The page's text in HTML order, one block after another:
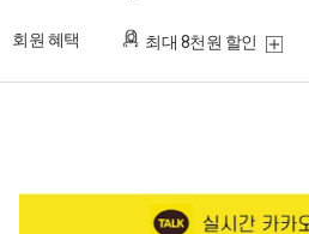
회원 혜택 최대 8천원 할인